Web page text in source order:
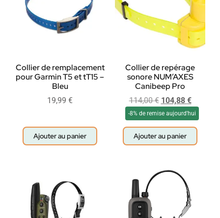
Collier de remplacement
pour Garmin T5 et tT15 –
Bleu
19,99 €
Ajouter au panier
Collier de repérage
sonore NUM’AXES
Canibeep Pro
114,00€ 104,88 €
-8% de remise aujourd'hui
Ajouter au panier